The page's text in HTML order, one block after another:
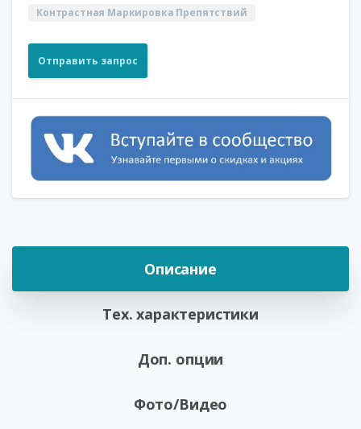
Контрастная Маркировка Препятствий
Отправить запрос
Описание
Тех. характеристики
Доп. опции
Фото/Видео